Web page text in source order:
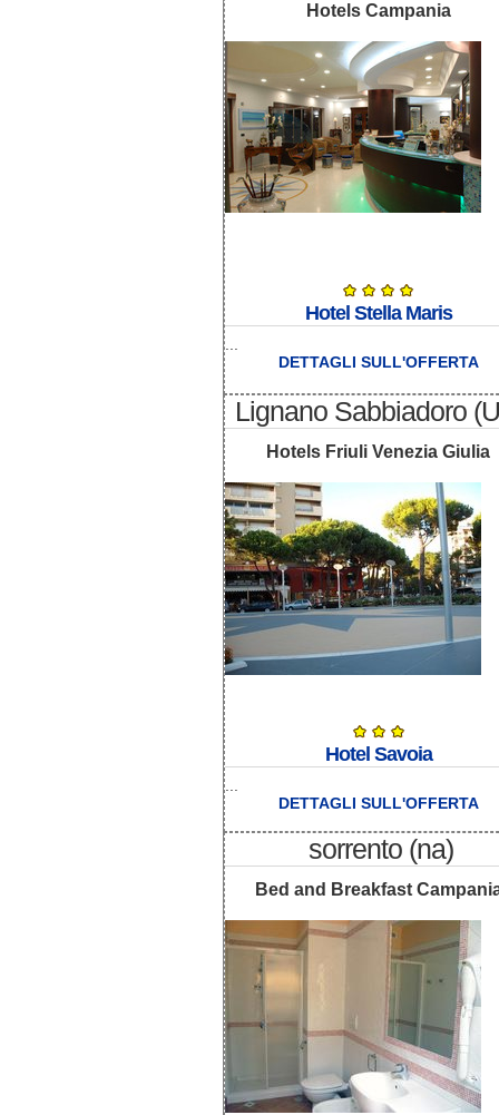
Hotels Campania
Hotel Stella Maris
DETTAGLI SULL'OFFERTA
Lignano Sabbiadoro
Hotels Friuli Venezia Giulia
Hotel Savoia
DETTAGLI SULL'OFFERTA
sorrento (na)
Bed and Breakfast